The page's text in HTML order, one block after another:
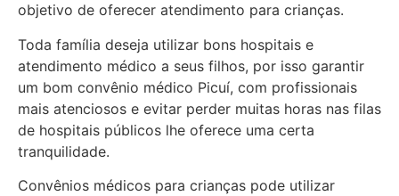
objetivo de oferecer atendimento para crianças.
Toda família deseja utilizar bons hospitais e
atendimento médico a seus filhos, por isso garantir
um bom convênio médico Picuí, com profissionais
mais atenciosos e evitar perder muitas horas nas filas
de hospitais públicos lhe oferece uma certa
tranquilidade.
Convênios médicos para crianças pode utilizar